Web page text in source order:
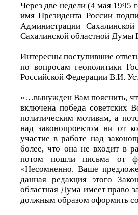
Через две недели (4 мая 1995
имя Президента России
Администрации
Сахалинской областной Думы
Интересны поступившие
по вопросам геополитики
Российской Федерации В.И.
«…вынужден Вам пояснить,
включена победа советских
политическим мотивам, а
над законопроектом ни от
участие в работе над
более, что она не входит в
потом пошли письма от
«Несомненно, Ваше
данная редакция этого
областная Дума имеет право
должным образом оформить